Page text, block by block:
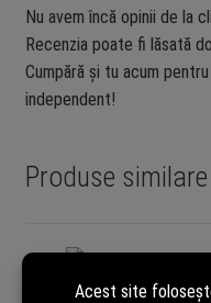
Nu avem încă opinii de la
Recenzia poate fi lăsată
Cumpără și tu acum
independent!
Produse similare